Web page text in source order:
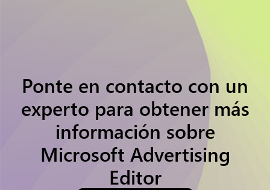
Ponte en contacto con un
experto para obtener más
información sobre
Microsoft Advertising
Editor